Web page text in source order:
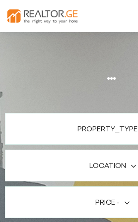
...
PROPERTY_TYPE
LOCATION
PRICE -